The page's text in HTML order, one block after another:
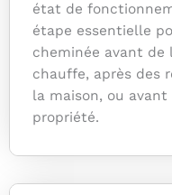
état de
étape essentielle
cheminée avant de
chauffe, après des
la maison, ou
propriété.